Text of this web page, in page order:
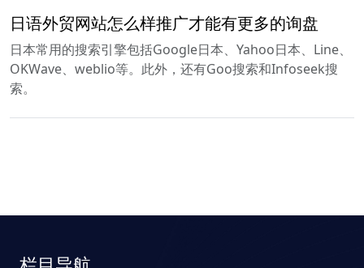
日语外贸网站怎么样推广才能有更多的询盘
日本常用的搜索引擎包括Google日本、Yahoo日本、Line、
OKWave、weblio等。此外，还有Goo搜索和Infoseek搜
索。